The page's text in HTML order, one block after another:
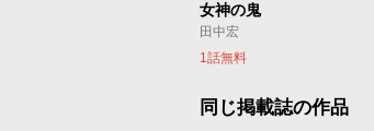
女神の鬼
田中宏
1話無料
同じ掲載誌の作品